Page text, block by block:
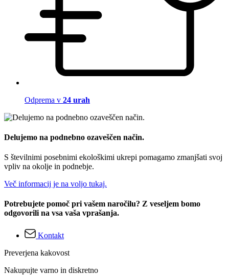
Odprema v 24 urah
Delujemo na podnebno ozaveščen način.
S številnimi posebnimi ekološkimi ukrepi pomagamo zmanjšati svoj
vpliv na okolje in podnebje.
Več informacij je na voljo tukaj.
Potrebujete pomoč pri vašem naročilu? Z veseljem bomo
odgovorili na vsa vaša vprašanja.
Kontakt
Preverjena kakovost
Nakupujte varno in diskretno